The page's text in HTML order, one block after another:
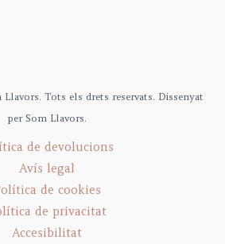
Tots els drets reservats. Dissenyat
per Som Llavors.
de devolucions
Avís legal
de cookies
de privacitat
Accesibilitat